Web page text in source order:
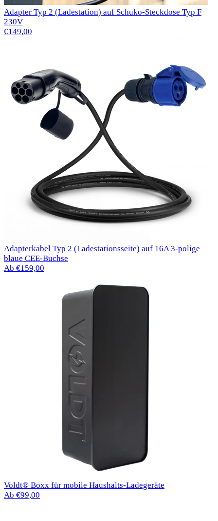
Adapter Typ 2 (Ladestation) auf Schuko-Steckdose Typ F
230V
€149,00
Adapterkabel Typ 2 (Ladestationsseite) auf 16A 3-polige
blaue CEE-Buchse
Ab €159,00
Voldt® Boxx für mobile Haushalts-Ladegeräte
Ab €99,00